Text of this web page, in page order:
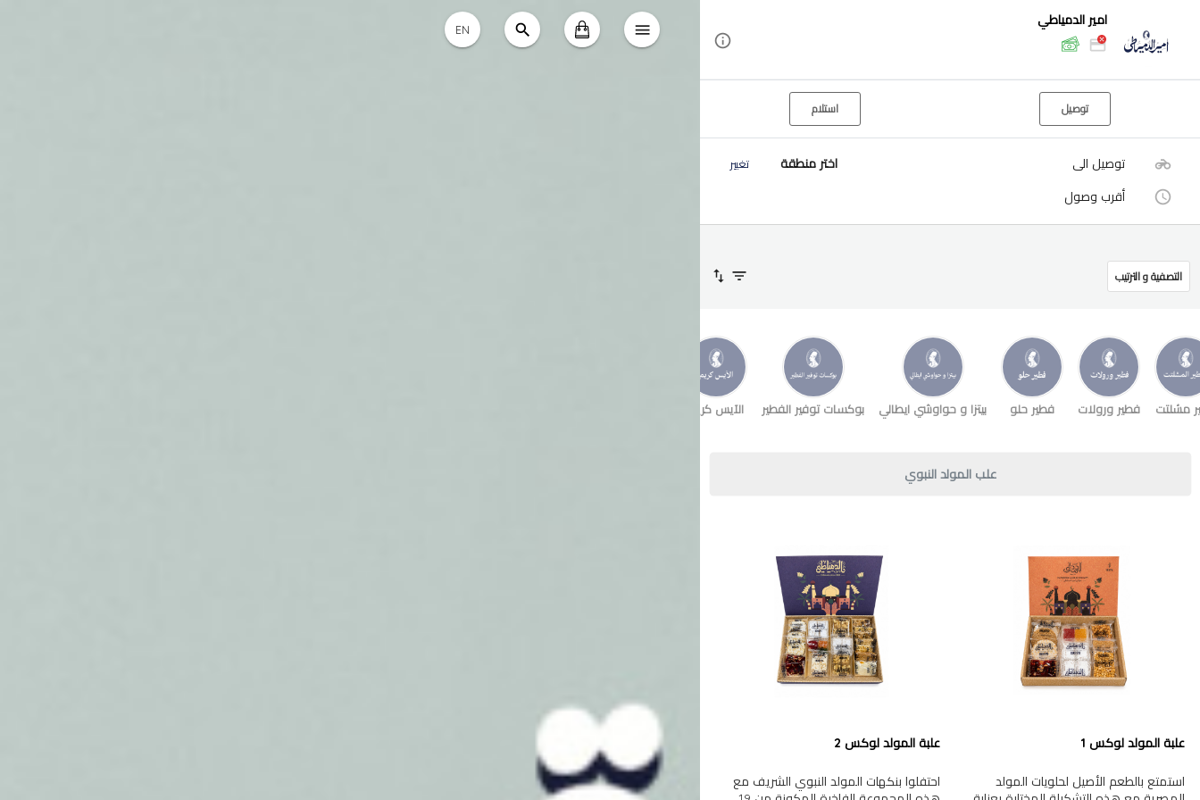
EN
امير الدمياطي
توصيل استلام
توصيل الى اختر منطقة تغيير
أقرب وصول
التصفية و الترتيب
مشلتت فطير ورولات فطير حلو بيتزا و حواوشي ايطالي بوكسات توفير الفطير الآيس كريم
علب المولد النبوي
علبة المولد لوكس 1
استمتع بالطعم الأصيل لحلويات المولد
علبة المولد لوكس 2
احتفلوا بنكهات المولد النبوي الشريف مع